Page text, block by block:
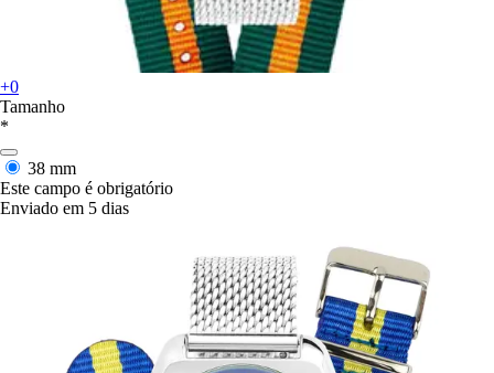
+0
Tamanho
*
38 mm
Este campo é obrigatório
Enviado em 5 dias